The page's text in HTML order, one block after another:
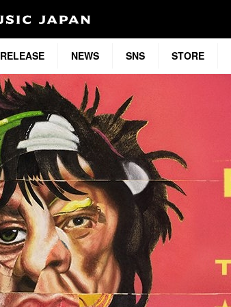
RELEASE NEWS SNS STORE